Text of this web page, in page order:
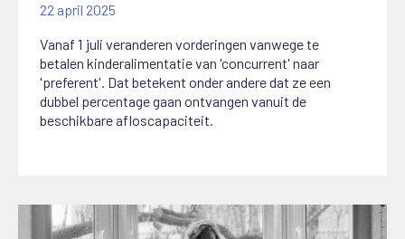
22 april 2025
Vanaf 1 juli veranderen vorderingen vanwege te
betalen kinderalimentatie van 'concurrent' naar
'preferent'. Dat betekent onder andere dat ze een
dubbel percentage gaan ontvangen vanuit de
beschikbare afloscapaciteit.